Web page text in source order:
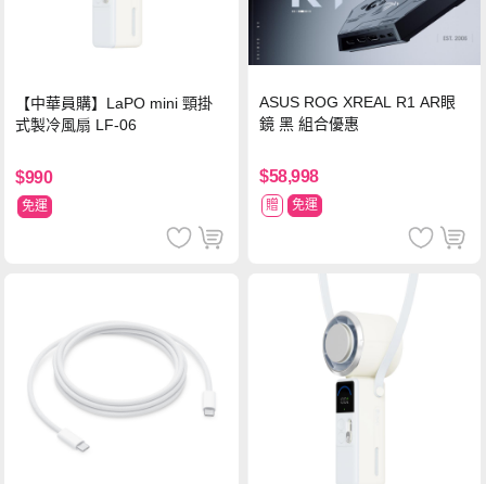
【中華員購】LaPO mini 頸掛
式製冷風扇 LF-06
$990
免運
ASUS ROG XREAL R1 AR眼
鏡 黑 組合優惠
$58,998
贈 免運